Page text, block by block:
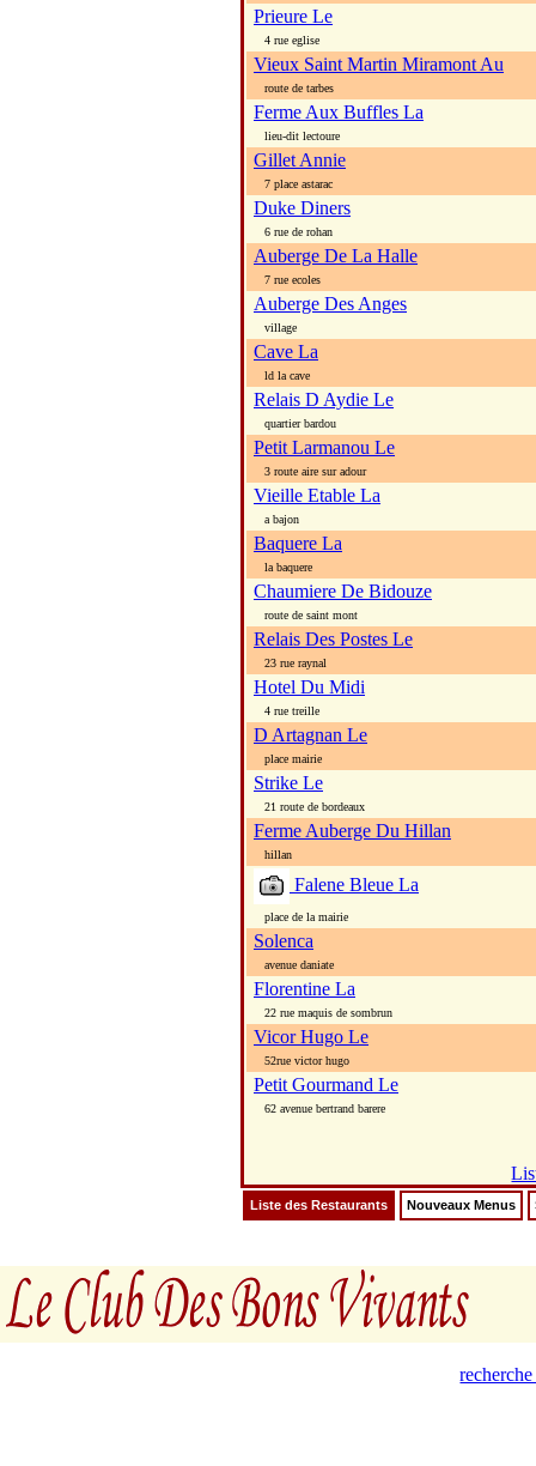
Prieure Le
4 rue eglise
Vieux Saint Martin Miramont Au
route de tarbes
Ferme Aux Buffles La
lieu-dit lectoure
Gillet Annie
7 place astarac
Duke Diners
6 rue de rohan
Auberge De La Halle
7 rue ecoles
Auberge Des Anges
village
Cave La
ld la cave
Relais D Aydie Le
quartier bardou
Petit Larmanou Le
3 route aire sur adour
Vieille Etable La
a bajon
Baquere La
la baquere
Chaumiere De Bidouze
route de saint mont
Relais Des Postes Le
23 rue raynal
Hotel Du Midi
4 rue treille
D Artagnan Le
place mairie
Strike Le
21 route de bordeaux
Ferme Auberge Du Hillan
hillan
Falene Bleue La
place de la mairie
Solenca
avenue daniate
Florentine La
22 rue maquis de sombrun
Vicor Hugo Le
52rue victor hugo
Petit Gourmand Le
62 avenue bertrand barere
Liste des Restaurants Nouveaux Menus